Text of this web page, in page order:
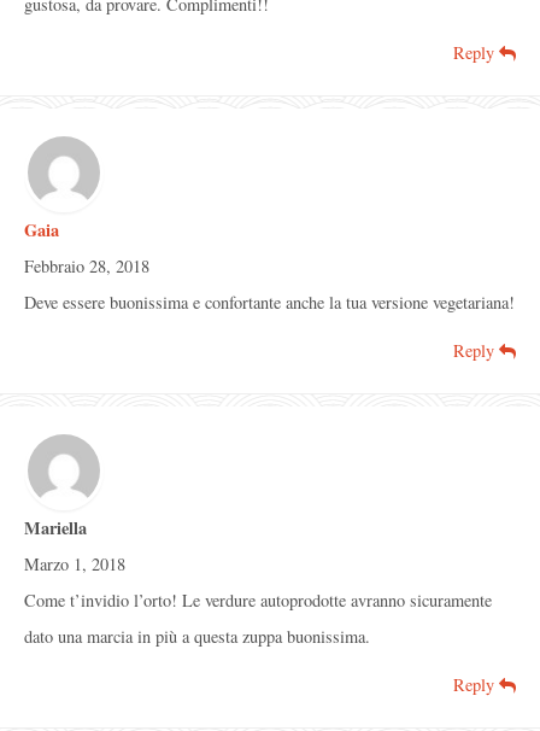
Reply
Gaia
Febbraio 28, 2018
Deve essere buonissima e confortante anche la tua versione vegetariana!
Reply
Mariella
Marzo 1, 2018
Come t’invidio l’orto! Le verdure autoprodotte avranno sicuramente
dato una marcia in più a questa zuppa buonissima.
Reply